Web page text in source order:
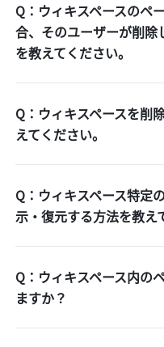
Q：ウィキスペースのペ
合、そのユーザーが削
を教えてください。
Q：ウィキスペースを削
えてください。
Q：ウィキスペース特定
示・復元する方法を教え
Q：ウィキスペース内の
ますか？